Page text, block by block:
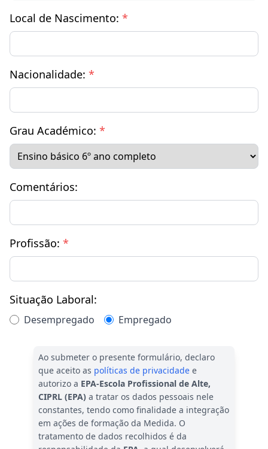
Local de Nascimento: *
Nacionalidade: *
Grau Académico: *
Comentários:
Profissão: *
Situação Laboral:
Desempregado Empregado
Ao submeter o presente formulário, declaro
que aceito as políticas de privacidade e
autorizo a EPA-Escola Profissional de Alte,
CIPRL (EPA) a tratar os dados pessoais nele
constantes, tendo como finalidade a integração
em ações de formação da Medida. O
tratamento de dados recolhidos é da